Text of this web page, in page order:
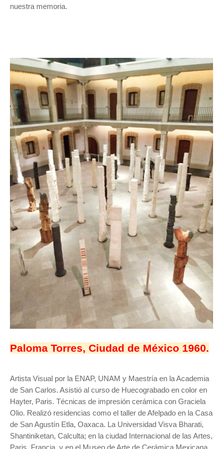
nuestra memoria.
Paloma Torres, Ciudad de México 1960.
Artista Visual por la ENAP, UNAM y Maestría en la Academia
de San Carlos. Asistió al curso de Huecograbado en color en
Hayter, Paris. Técnicas de impresión cerámica con Graciela
Olio. Realizó residencias como el taller de Afelpado en la Casa
de San Agustín Etla, Oaxaca. La Universidad Visva Bharati,
Shantiniketan, Calculta; en la ciudad Internacional de las Artes,